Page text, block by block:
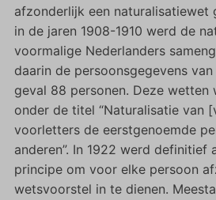
afzonderlijk een naturalisatiewet
in de jaren 1908-1910 werd de
voormalige Nederlanders
daarin de persoonsgegevens
geval 88 personen. Deze wetten
onder de titel “Naturalisatie van
voorletters de eerstgenoemde
anderen”. In 1922 werd definitief
principe om voor elke persoon
wetsvoorstel in te dienen.